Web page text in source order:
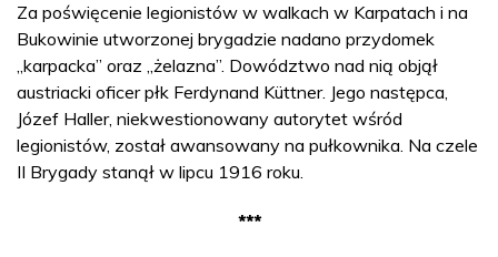
Za poświęcenie legionistów w walkach w Karpatach i na
Bukowinie utworzonej brygadzie nadano przydomek
„karpacka” oraz „żelazna”. Dowództwo nad nią objął
austriacki oficer płk Ferdynand Küttner. Jego następca,
Józef Haller, niekwestionowany autorytet wśród
legionistów, został awansowany na pułkownika. Na czele
II Brygady stanął w lipcu 1916 roku.
***